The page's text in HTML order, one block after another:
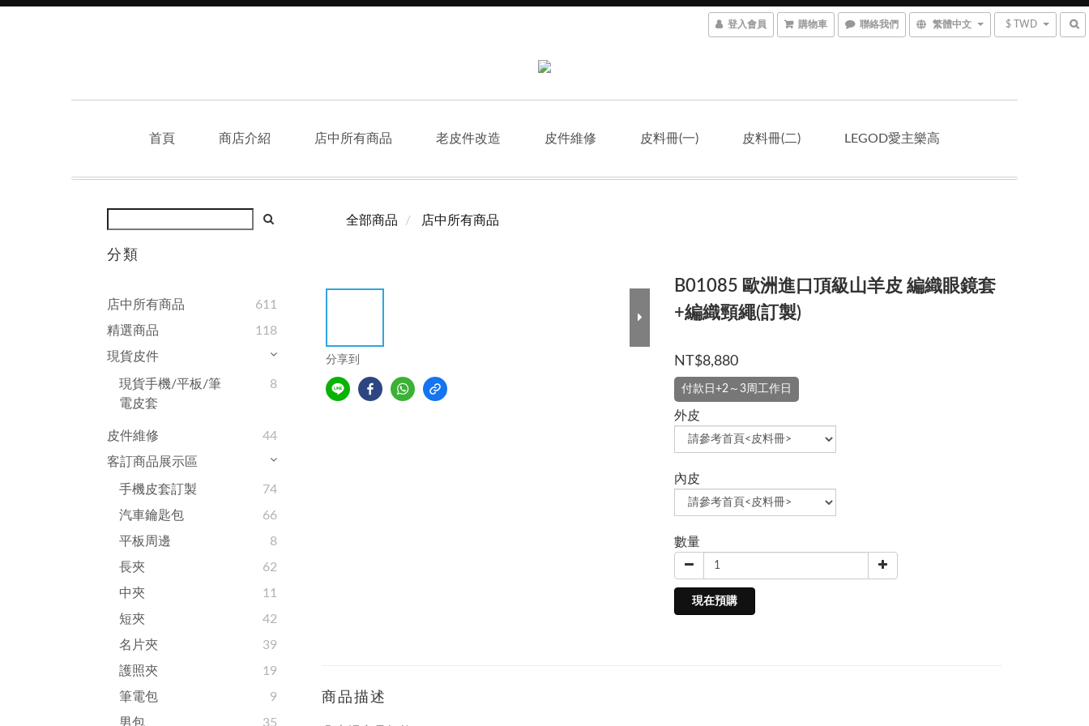
登入會員 購物車 聯絡我們 繁體中文 $ TWD
首頁 商店介紹 店中所有商品 老皮件改造 皮件維修 皮料冊(一) 皮料冊(二) LEGOD愛主樂高
分類
店中所有商品
611
精選商品
118
現貨皮件
現貨手機/平板/筆
電皮套
8
皮件維修
44
客訂商品展示區
手機皮套訂製
74
汽車鑰匙包
66
平板周邊
8
長夾
62
中夾
11
短夾
42
名片夾
39
護照夾
19
筆電包
9
男包
35
全部商品 店中所有商品
分享到
B01085 歐洲進口頂級山羊皮 編織眼鏡套
+編織頸繩(訂製)
NT$8,880
付款日+2～3周工作日
外皮
內皮
數量
現在預購
商品描述